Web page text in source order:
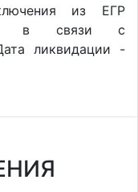
из ЕГР
в связи с
ликвидации -